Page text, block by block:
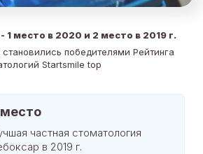
1 место в 2020 и 2 место в 2019 г.
победителями Рейтинга
Startsmile top
частная стоматология
в 2019 г.